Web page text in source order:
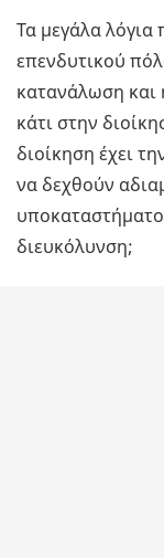
Τα μεγάλα λόγια
επενδυτικού
κατανάλωση και
κάτι στην
διοίκηση έχει
να δεχθούν
διευκόλυνση;